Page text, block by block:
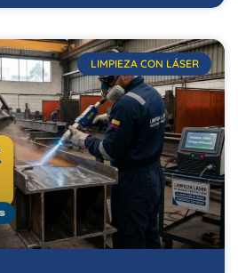
LIMPIEZA CON LÁSER